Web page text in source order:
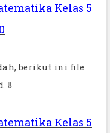
Kelas 5
berikut ini file
⇩
Kelas 5